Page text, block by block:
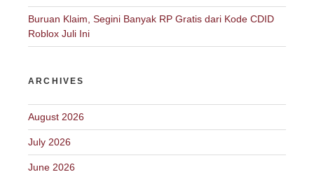
Buruan Klaim, Segini Banyak RP Gratis dari Kode CDID
Roblox Juli Ini
ARCHIVES
August 2026
July 2026
June 2026